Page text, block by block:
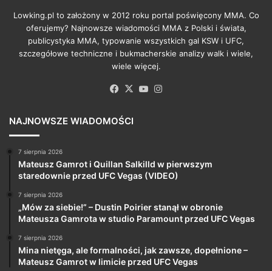
Lowking.pl to założony w 2012 roku portal poświęcony MMA. Co
oferujemy? Najnowsze wiadomości MMA z Polski i świata,
publicystyka MMA, typowanie wszystkich gal KSW i UFC,
szczegółowe techniczne i bukmacherskie analizy walk i wiele,
wiele więcej.
Facebook
X YouTube
NAJNOWSZE WIADOMOŚCI
7 sierpnia 2026
Mateusz Gamrot i Quillan Salkilld w pierwszym
staredownie przed UFC Vegas (VIDEO)
7 sierpnia 2026
„Mów za siebie!” – Dustin Poirier stanął w obronie
Mateusza Gamrota w studio Paramount przed UFC Vegas
7 sierpnia 2026
Mina nietęga, ale formalności, jak zawsze, dopełnione –
Mateusz Gamrot w limicie przed UFC Vegas